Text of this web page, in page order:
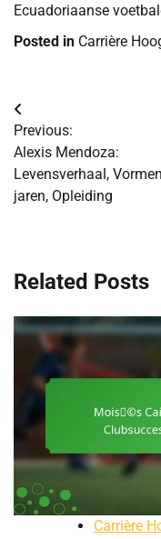
Ecuadoriaanse
Posted in Carrière
Post
navigation
Previous:
Alexis Mendoza:
Levensverhaal,
jaren, Opleiding
Related Posts
Carrière